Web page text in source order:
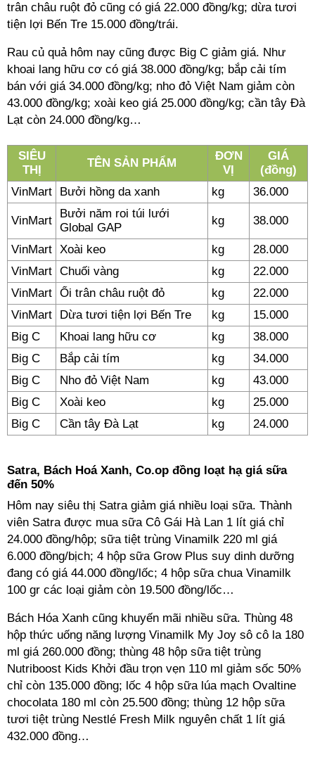
trân châu ruột đỏ cũng có giá 22.000 đồng/kg; dừa tươi
tiện lợi Bến Tre 15.000 đồng/trái.
Rau củ quả hôm nay cũng được Big C giảm giá. Như
khoai lang hữu cơ có giá 38.000 đồng/kg; bắp cải tím
bán với giá 34.000 đồng/kg; nho đỏ Việt Nam giảm còn
43.000 đồng/kg; xoài keo giá 25.000 đồng/kg; cần tây Đà
Lạt còn 24.000 đồng/kg…
SIÊU
THỊ
TÊN SẢN PHẨM
ĐƠN
VỊ
GIÁ
(đồng)
VinMart
Bưởi hồng da xanh kg 36.000
VinMart
Bưởi năm roi túi lưới
Global GAP
kg 38.000
VinMart Xoài keo kg
28.000
VinMart Chuối vàng kg
22.000
VinMart Ổi trân châu ruột đỏ kg
22.000
VinMart
Dừa tươi tiện lợi Bến Tre kg
15.000
Big C
Khoai lang hữu cơ kg
38.000
Big C
Bắp cải tím kg
34.000
Big C
Nho đỏ Việt Nam kg
43.000
Big C
Xoài keo kg
25.000
Big C
Cần tây Đà Lạt kg 24.000
Satra, Bách Hoá Xanh, Co.op đồng loạt hạ giá sữa
đến 50%
Hôm nay siêu thị Satra giảm giá nhiều loại sữa. Thành
viên Satra được mua sữa Cô Gái Hà Lan 1 lít giá chỉ
24.000 đồng/hộp; sữa tiệt trùng Vinamilk 220 ml giá
6.000 đồng/bịch; 4 hộp sữa Grow Plus suy dinh dưỡng
đang có giá 44.000 đồng/lốc; 4 hộp sữa chua Vinamilk
100 gr các loại giảm còn 19.500 đồng/lốc…
Bách Hóa Xanh cũng khuyến mãi nhiều sữa. Thùng 48
hộp thức uống năng lượng Vinamilk My Joy sô cô la 180
ml giá 260.000 đồng; thùng 48 hộp sữa tiệt trùng
Nutriboost Kids Khởi đầu trọn vẹn 110 ml giảm sốc 50%
chỉ còn 135.000 đồng; lốc 4 hộp sữa lúa mạch Ovaltine
chocolata 180 ml còn 25.500 đồng; thùng 12 hộp sữa
tươi tiệt trùng Nestlé Fresh Milk nguyên chất 1 lít giá
432.000 đồng…